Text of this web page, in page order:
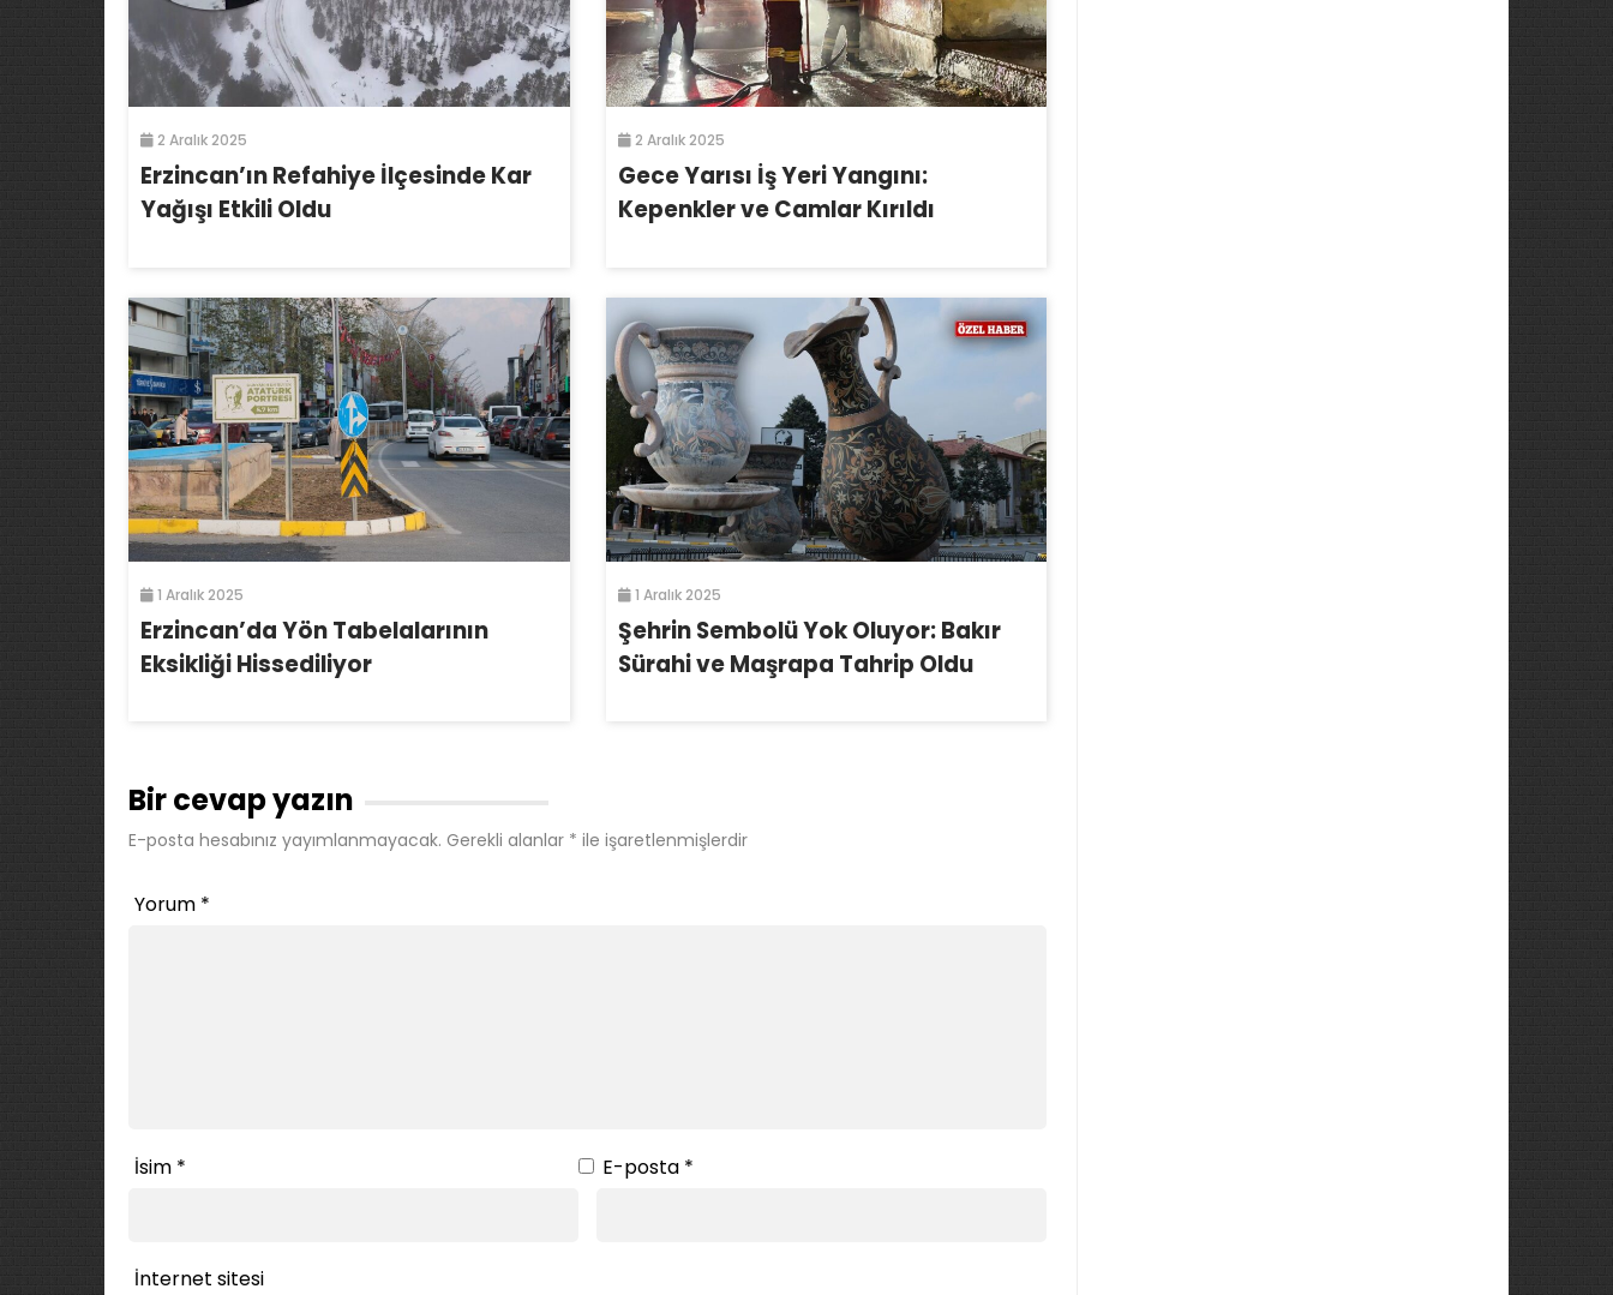
2 Aralık 2025
Erzincan’ın Refahiye İlçesinde Kar
Yağışı Etkili Oldu
2 Aralık 2025
Gece Yarısı İş Yeri Yangını:
Kepenkler ve Camlar Kırıldı
1 Aralık 2025
Erzincan’da Yön Tabelalarının
Eksikliği Hissediliyor
1 Aralık 2025
Şehrin Sembolü Yok Oluyor: Bakır
Sürahi ve Maşrapa Tahrip Oldu
Bir cevap yazın
E-posta hesabınız yayımlanmayacak. Gerekli alanlar * ile işaretlenmişlerdir
Yorum *
İsim * E-posta *
İnternet sitesi